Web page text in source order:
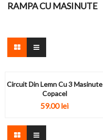
RAMPA CU MASINUTE
Circuit Din Lemn Cu 3 Masinute
Copacel
59.00lei